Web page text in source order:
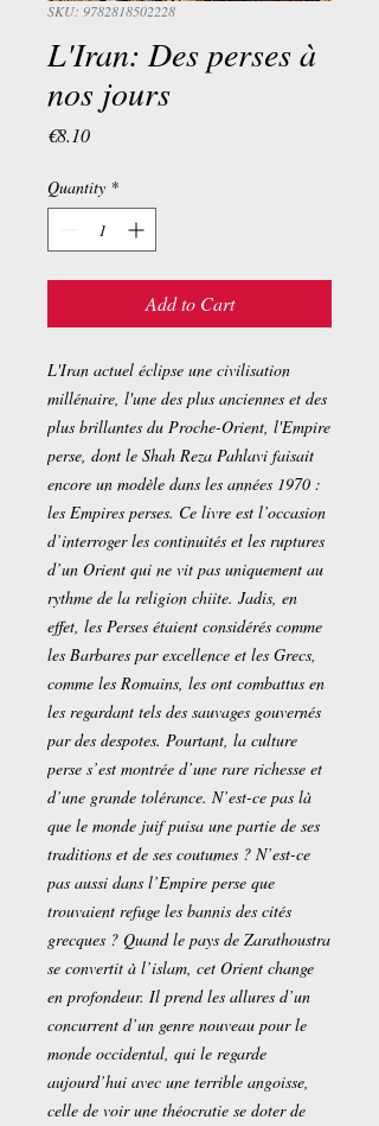
SKU: 9782818502228
L'Iran: Des perses à
nos jours
€8.10Price
Quantity *
Add to Cart
L'Iran actuel éclipse une civilisation
millénaire, l'une des plus anciennes et des
plus brillantes du Proche-Orient, l'Empire
perse, dont le Shah Reza Pahlavi faisait
encore un modèle dans les années 1970 :
les Empires perses. Ce livre est l’occasion
d’interroger les continuités et les ruptures
d’un Orient qui ne vit pas uniquement au
rythme de la religion chiite. Jadis, en
effet, les Perses étaient considérés comme
les Barbares par excellence et les Grecs,
comme les Romains, les ont combattus en
les regardant tels des sauvages gouvernés
par des despotes. Pourtant, la culture
perse s’est montrée d’une rare richesse et
d’une grande tolérance. N’est-ce pas là
que le monde juif puisa une partie de ses
traditions et de ses coutumes ? N’est-ce
pas aussi dans l’Empire perse que
trouvaient refuge les bannis des cités
grecques ? Quand le pays de Zarathoustra
se convertit à l’islam, cet Orient change
en profondeur. Il prend les allures d’un
concurrent d’un genre nouveau pour le
monde occidental, qui le regarde
aujourd’hui avec une terrible angoisse,
celle de voir une théocratie se doter de